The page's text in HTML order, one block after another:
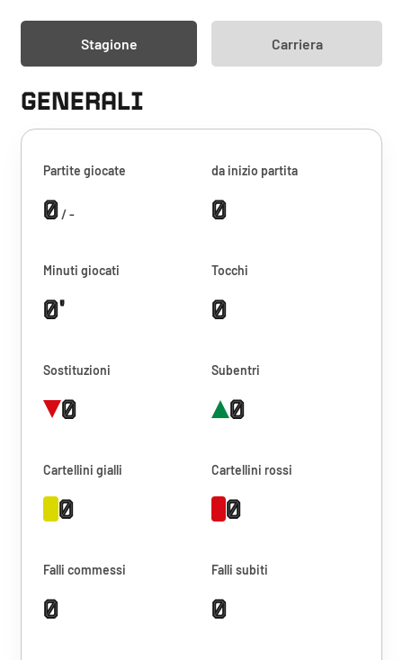
Stagione Carriera
GENERALI
Partite giocate
0/ -
da inizio partita
0
Minuti giocati
0'
Tocchi
0
Sostituzioni
0
Subentri
0
Cartellini gialli
0
Cartellini rossi
0
Falli commessi
0
Falli subiti
0